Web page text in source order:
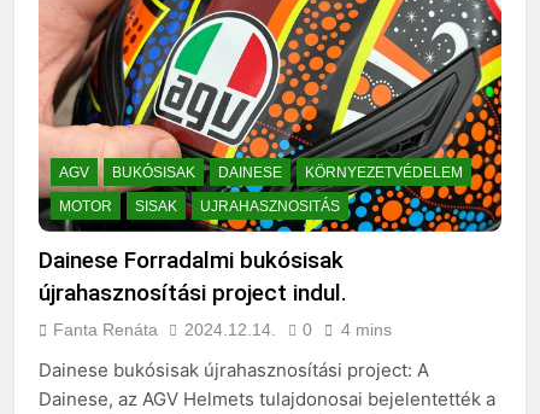
AGV BUKÓSISAK DAINESE
KÖRNYEZETVÉDELEM
MOTOR
SISAK UJRAHASZNOSITÁS
Dainese Forradalmi bukósisak
újrahasznosítási project indul.
Fanta Renáta 2024.12.14. 0 4 mins
Dainese bukósisak újrahasznosítási project: A
Dainese, az AGV Helmets tulajdonosai bejelentették a